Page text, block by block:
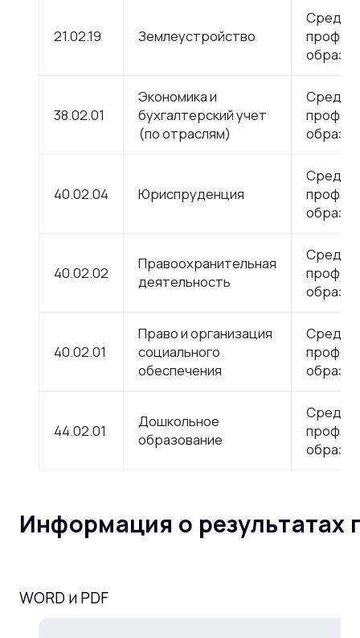
21.02.19 Землеустройство
38.02.01
Экономика и
бухгалтерский учет
(по отраслям)
40.02.04 Юриспруденция
40.02.02
Правоохранительная
деятельность
40.02.01
Право и организация
социального
обеспечения
44.02.01
Дошкольное
образование
Информация о результатах
WORD и PDF